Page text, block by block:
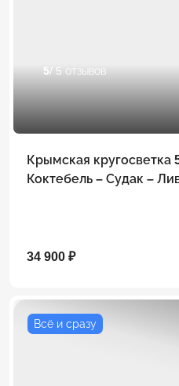
5/ 5 отзывов
Крымская
Коктебель – Судак –
34 900 ₽
Всё и сразу